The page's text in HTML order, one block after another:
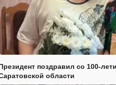
поздравил со 100-
области